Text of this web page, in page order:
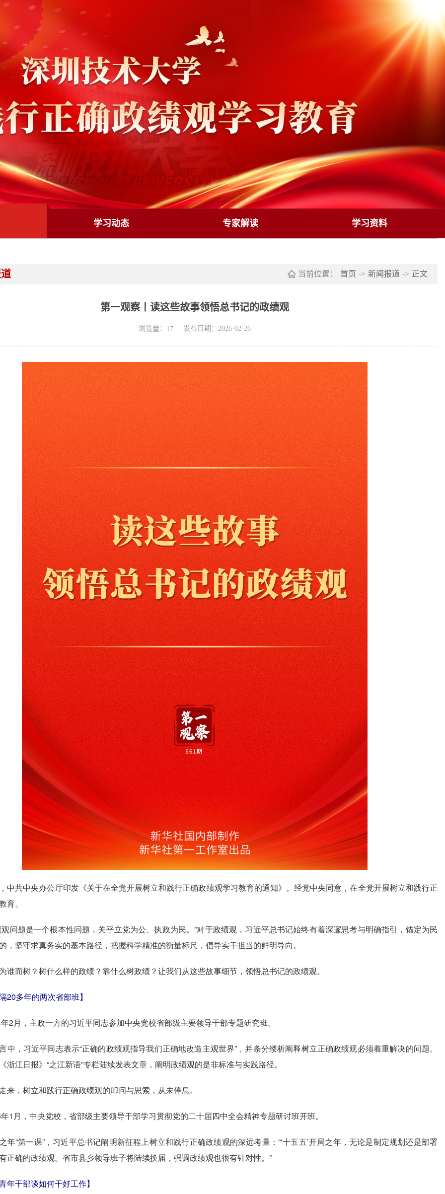
学习动态 专家解读 学习资料
当前位置： 首页 -> 新闻报道 -> 正文
第一观察丨读这些故事领悟总书记的政绩观
浏览量： 17 发布日期：2026-02-26
中央办公厅印发《关于在全党开展树立和践行正确政绩观学习教育的通知》。经党中央同意，在全党开展树立和践行正
育。
题是一个根本性问题，关乎立党为公、执政为民。”对于政绩观，习近平总书记始终有着深邃思考与明确指引，锚定为民
，坚守求真务实的基本路径，把握科学精准的衡量标尺，倡导实干担当的鲜明导向。
树？树什么样的政绩？靠什么树政绩？让我们从这些故事细节，领悟总书记的政绩观。
20多年的两次省部班】
，主政一方的习近平同志参加中央党校省部级主要领导干部专题研究班。
习近平同志表示“正确的政绩观指导我们正确地改造主观世界”，并条分缕析阐释树立正确政绩观必须着重解决的问题。
浙江日报》“之江新语”专栏陆续发表文章，阐明政绩观的是非标准与实践路径。
树立和践行正确政绩观的叩问与思索，从未停息。
，中央党校，省部级主要领导干部学习贯彻党的二十届四中全会精神专题研讨班开班。
第一课”，习近平总书记阐明新征程上树立和践行正确政绩观的深远考量：“‘十五五’开局之年，无论是制定规划还是部署
正确的政绩观。省市县乡领导班子将陆续换届，强调政绩观也很有针对性。”
年干部谈如何干好工作】